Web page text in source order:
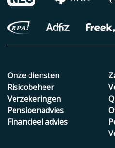
Onze diensten
Risicobeheer
Verzekeringen
Pensioenadvies
Financieel advies